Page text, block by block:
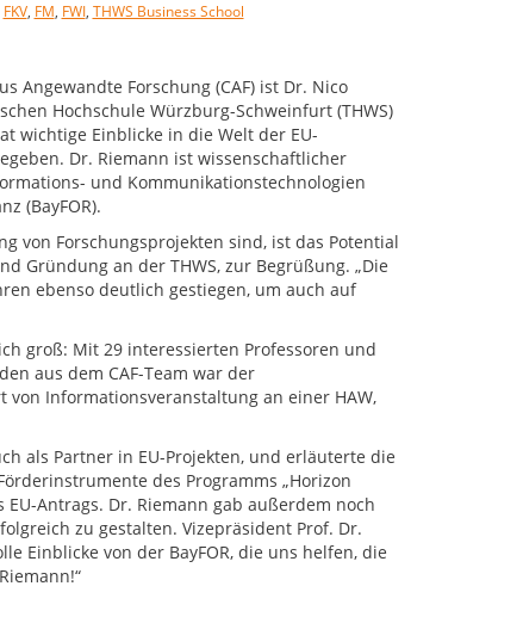
FKV, FM, FWI, THWS Business School
Angewandte Forschung (CAF) ist Dr. Nico
Hochschule Würzburg-Schweinfurt (THWS)
wichtige Einblicke in die Welt der EU-
Dr. Riemann ist wissenschaftlicher
und Kommunikationstechnologien
(BayFOR).
von Forschungsprojekten sind, ist das Potential
Gründung an der THWS, zur Begrüßung. „Die
ebenso deutlich gestiegen, um auch auf
groß: Mit 29 interessierten Professoren und
aus dem CAF-Team war der
Informationsveranstaltung an einer HAW,
als Partner in EU-Projekten, und erläuterte die
des Programms „Horizon
Antrags. Dr. Riemann gab außerdem noch
zu gestalten. Vizepräsident Prof. Dr.
Einblicke von der BayFOR, die uns helfen, die